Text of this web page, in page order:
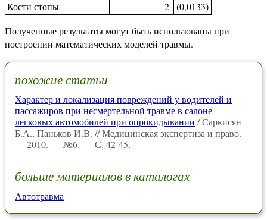
Кости стопы
– 2 (0,0133)
Полученные результаты могут быть использованы при
построении математических моделей травмы.
похожие статьи
Характер и локализация повреждений у водителей и
пассажиров при несмертельной травме в салоне
легковых автомобилей при опрокидывании / Саркисян
Б.А., Паньков И.В. // Медицинская экспертиза и право.
— 2010. — №6. — С. 42-45.
больше материалов в каталогах
Автотравма